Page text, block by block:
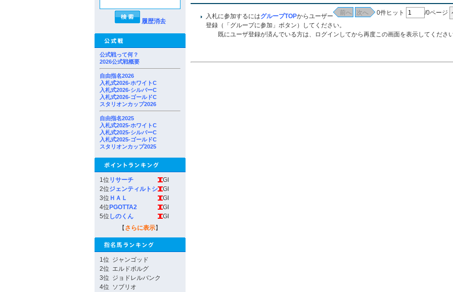
履歴消去
公式戦って何？
2026公式戦概要
自由指名2026
入札式2026-ホワイトC
入札式2026-シルバーC
入札式2026-ゴールドC
スタリオンカップ2026
自由指名2025
入札式2025-ホワイトC
入札式2025-シルバーC
入札式2025-ゴールドC
スタリオンカップ2025
1位 リサーチ
GI
2位ジェンティルトシ
GI
3位 ＨＡＬ
GI
4位 PGOTTA2
GI
5位 しのくん
GI
【 さらに表示】
1位 ジャンゴッド
2位 エルドボルグ
3位 ジョドレルバンク
4位 ソブリオ
0件ヒット /0ページ
入札に参加するにはグループTOPからユーザー
登録（「グループに参加」ボタン）してください。
既にユーザ登録が済んでいる方は、ログインしてから再度この画面を表示してくださ